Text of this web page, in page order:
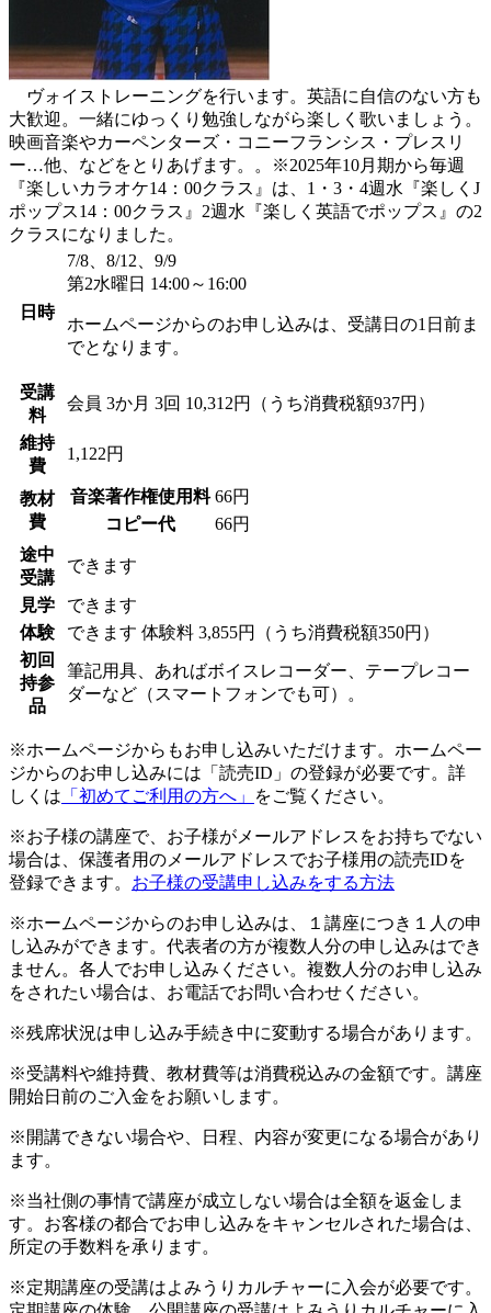
ヴォイストレーニングを行います。英語に自信のない方も
大歓迎。一緒にゆっくり勉強しながら楽しく歌いましょう。
映画音楽やカーペンターズ・コニーフランシス・プレスリ
ー…他、などをとりあげます。。※2025年10月期から毎週
『楽しいカラオケ14：00クラス』は、1・3・4週水『楽しくJ
ポップス14：00クラス』2週水『楽しく英語でポップス』の2
クラスになりました。
日時
7/8、8/12、9/9
第2水曜日 14:00～16:00
ホームページからのお申し込みは、受講日の1日前ま
でとなります。
受講
料
会員 3か月 3回 10,312円（うち消費税額937円）
維持
費
1,122円
教材
費
音楽著作権使用料 66円
コピー代
66円
途中
受講
できます
見学
できます
体験
できます 体験料 3,855円（うち消費税額350円）
初回
持参
品
筆記用具、あればボイスレコーダー、テープレコー
ダーなど（スマートフォンでも可）。
※ホームページからもお申し込みいただけます。ホームペー
ジからのお申し込みには「読売ID」の登録が必要です。詳
しくは 「初めてご利用の方へ」 をご覧ください。
※お子様の講座で、お子様がメールアドレスをお持ちでない
場合は、保護者用のメールアドレスでお子様用の読売IDを
登録できます。 お子様の受講申し込みをする方法
※ホームページからのお申し込みは、１講座につき１人の申
し込みができます。代表者の方が複数人分の申し込みはでき
ません。各人でお申し込みください。複数人分のお申し込み
をされたい場合は、お電話でお問い合わせください。
※残席状況は申し込み手続き中に変動する場合があります。
※受講料や維持費、教材費等は消費税込みの金額です。講座
開始日前のご入金をお願いします。
※開講できない場合や、日程、内容が変更になる場合があり
ます。
※当社側の事情で講座が成立しない場合は全額を返金しま
す。お客様の都合でお申し込みをキャンセルされた場合は、
所定の手数料を承ります。
※定期講座の受講はよみうりカルチャーに入会が必要です。